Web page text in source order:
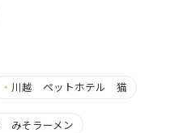
・ 川越 ペットホテル 猫
みそラーメン